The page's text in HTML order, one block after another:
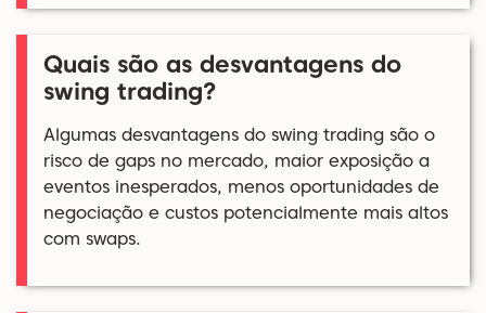
Quais são as desvantagens do
swing trading?
Algumas desvantagens do swing trading são o
risco de gaps no mercado, maior exposição a
eventos inesperados, menos oportunidades de
negociação e custos potencialmente mais altos
com swaps.